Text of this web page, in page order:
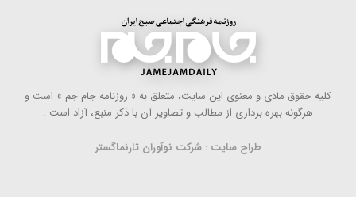
كلیه حقوق مادی و معنوی این سایت، متعلق به « روزنامه جام جم » است و
هرگونه بهره ‌برداری از مطالب و تصاویر آن با ذكر منبع، آزاد است .
طراح سایت : شرکت نوآوران تارنماگستر